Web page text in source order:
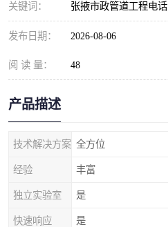
关键词： 张掖市政管道工程电话
发布日期： 2026-08-06
阅 读 量： 48
产品描述
技术解决方案 全方位
经验 丰富
独立实验室 是
快速响应 是